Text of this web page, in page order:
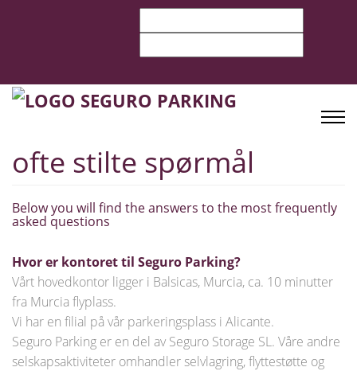
ofte stilte spørmål
Below you will find the answers to the most frequently
asked questions
Hvor er kontoret til Seguro Parking?
Vårt hovedkontor ligger i Balsicas, Murcia, ca. 10 minutter
fra Murcia flyplass.
Vi har en filial på vår parkeringsplass i Alicante.
Seguro Parking er en del av Seguro Storage SL. Våre andre
selskapsaktiviteter omhandler selvlagring, flyttestøtte og